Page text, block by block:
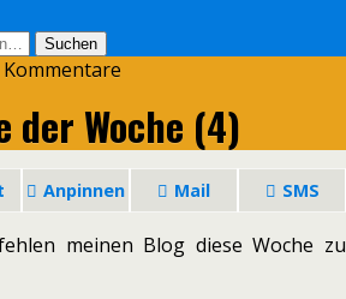
Kommentare
der Woche (4)
Anpinnen Mail SMS
meinen Blog diese Woche zu